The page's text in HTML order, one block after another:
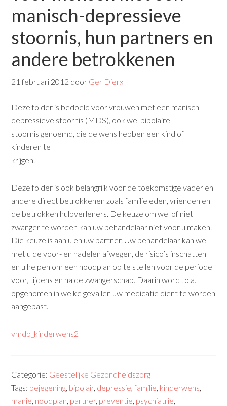
manisch-depressieve
stoornis, hun partners en
andere betrokkenen
21 februari 2012 door Ger Dierx
Deze folder is bedoeld voor vrouwen met een manisch-
depressieve stoornis (MDS), ook wel bipolaire
stoornis genoemd, die de wens hebben een kind of
kinderen te
krijgen.
Deze folder is ook belangrijk voor de toekomstige vader en
andere direct betrokkenen zoals familieleden, vrienden en
de betrokken hulpverleners. De keuze om wel of niet
zwanger te worden kan uw behandelaar niet voor u maken.
Die keuze is aan u en uw partner. Uw behandelaar kan wel
met u de voor- en nadelen afwegen, de risico’s inschatten
en u helpen om een noodplan op te stellen voor de periode
voor, tijdens en na de zwangerschap. Daarin wordt o.a.
opgenomen in welke gevallen uw medicatie dient te worden
aangepast.
vmdb_kinderwens2
Categorie: Geestelijke Gezondheidszorg
Tags: bejegening, bipolair, depressie,familie, kinderwens,
manie, noodplan, partner, preventie, psychiatrie,